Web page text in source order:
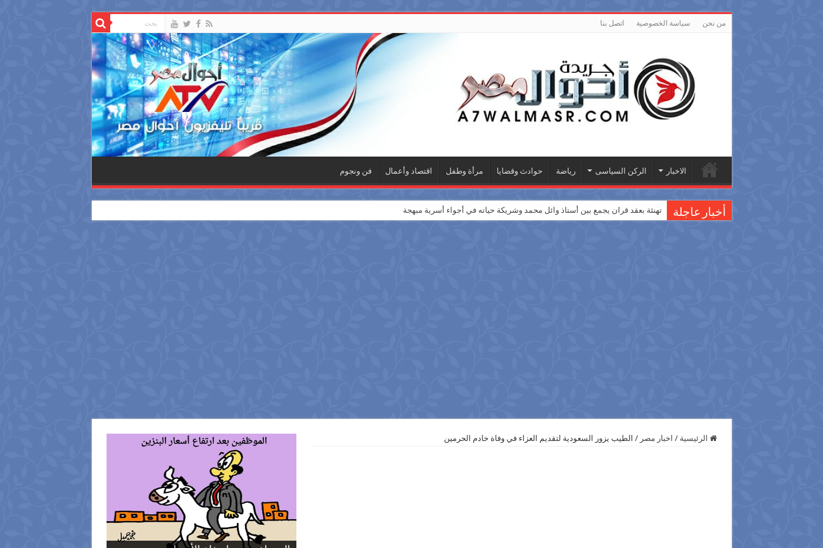
من نحن سياسة الخصوصية اتصل بنا
الاخبار الركن السياسى رياضة حوادث وقضايا مرأة وطفل اقتصاد وأعمال فن ونجوم
أخبار عاجلة تهنئة بعقد قران يجمع بين أستاذ وائل محمد وشريكة حياته في أجواء أسرية مبهجة
الرئيسية / اخبار مصر / الطيب يزور السعودية لتقديم العزاء في وفاة خادم الحرمين